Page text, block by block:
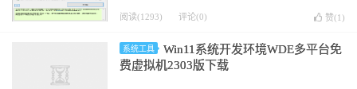
阅读(1293) 评论(0) 赞(1 )
系统工具
Win11系统开发环境WDE多平台免
费虚拟机2303版下载